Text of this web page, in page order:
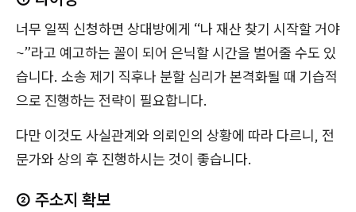
너무 일찍 신청하면 상대방에게 “나 재산 찾기 시작할 거야
~”라고 예고하는 꼴이 되어 은닉할 시간을 벌어줄 수도 있
습니다. 소송 제기 직후나 분할 심리가 본격화될 때 기습적
으로 진행하는 전략이 필요합니다.
다만 이것도 사실관계와 의뢰인의 상황에 따라 다르니, 전
문가와 상의 후 진행하시는 것이 좋습니다.
② 주소지 확보